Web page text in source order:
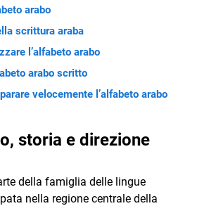
arabo
scrittura araba
l’alfabeto arabo
arabo scritto
velocemente l’alfabeto arabo
storia e direzione
della famiglia delle lingue
nella regione centrale della